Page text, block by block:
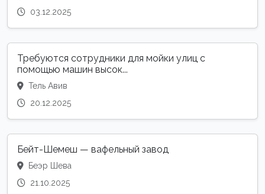
03.12.2025
Требуются сотрудники для мойки улиц с
помощью машин высок...
Тель Авив
20.12.2025
Бейт-Шемеш — вафельный завод
Беэр Шева
21.10.2025